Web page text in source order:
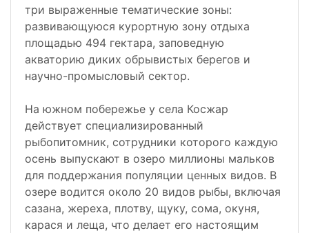
три выраженные тематические зоны:
развивающуюся курортную зону отдыха
площадью 494 гектара, заповедную
акваторию диких обрывистых берегов и
научно-промысловый сектор.
На южном побережье у села Косжар
действует специализированный
рыбопитомник, сотрудники которого каждую
осень выпускают в озеро миллионы мальков
для поддержания популяции ценных видов. В
озере водится около 20 видов рыбы, включая
сазана, жереха, плотву, щуку, сома, окуня,
карася и леща, что делает его настоящим